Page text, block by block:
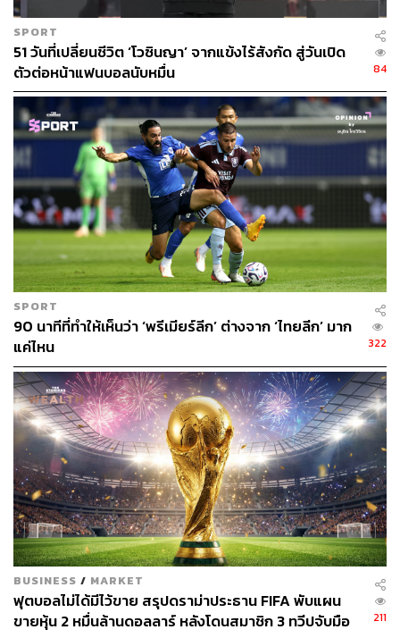
SPORT
51 วันที่เปลี่ยนชีวิต ‘โวซินญา’ จากแข้งไร้สังกัด สู่วันเปิด
ตัวต่อหน้าแฟนบอลนับหมื่น
84
SPORT
90 นาทีที่ทำให้เห็นว่า ‘พรีเมียร์ลีก’ ต่างจาก ‘ไทยลีก’ มาก
แค่ไหน
322
BUSINESS / MARKET
ฟุตบอลไม่ได้มีไว้ขาย สรุปดราม่าประธาน FIFA พับแผน
ขายหุ้น 2 หมื่นล้านดอลลาร์ หลังโดนสมาชิก 3 ทวีปจับมือ
211